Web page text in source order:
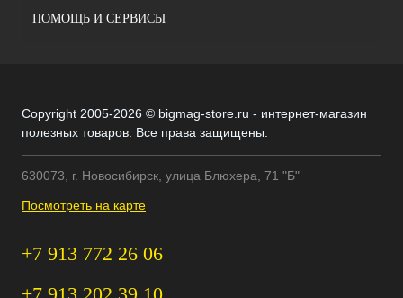
ПОМОЩЬ И СЕРВИСЫ
Copyright 2005-2026 © bigmag-store.ru - интернет-магазин
полезных товаров. Все права защищены.
630073, г. Новосибирск, улица Блюхера, 71 "Б"
Посмотреть на карте
+7 913 772 26 06